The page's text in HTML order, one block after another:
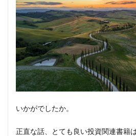
いかがでしたか。
正直な話、とても良い投資関連書籍